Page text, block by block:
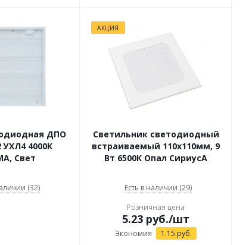
ДПО
УХЛ4 4000К
Свет
(32)
АКЦИЯ
Светильник светодиодный
встраиваемый 110х110мм, 9
Вт 6500К Опал СириусА
Есть в наличии (29)
Розничная цена
5.23 руб./шт
Экономия 1.15 руб.